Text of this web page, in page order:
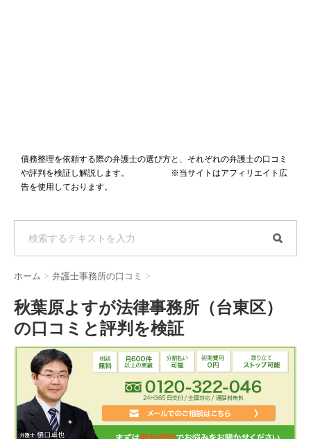
債務整理を依頼する際の弁護士の選び方と、それぞれの弁護士の口コミ
や評判を検証し解説します。 ※当サイトはアフィリエイト広
告を使用しております。
ホーム > 弁護士事務所の口コミ >
秋葉原よすが法律事務所（台東区）
の口コミと評判を検証